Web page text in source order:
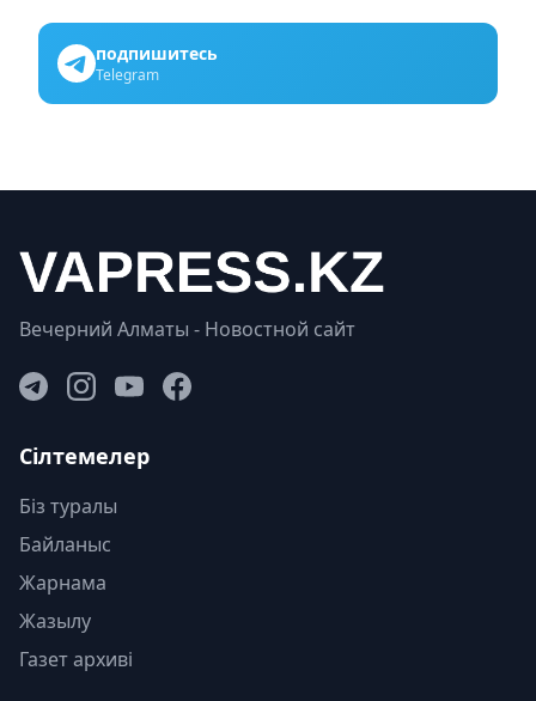
подпишитесь
Telegram
Вечерний Алматы - Новостной сайт
Сілтемелер
Біз туралы
Байланыс
Жарнама
Жазылу
Газет архиві